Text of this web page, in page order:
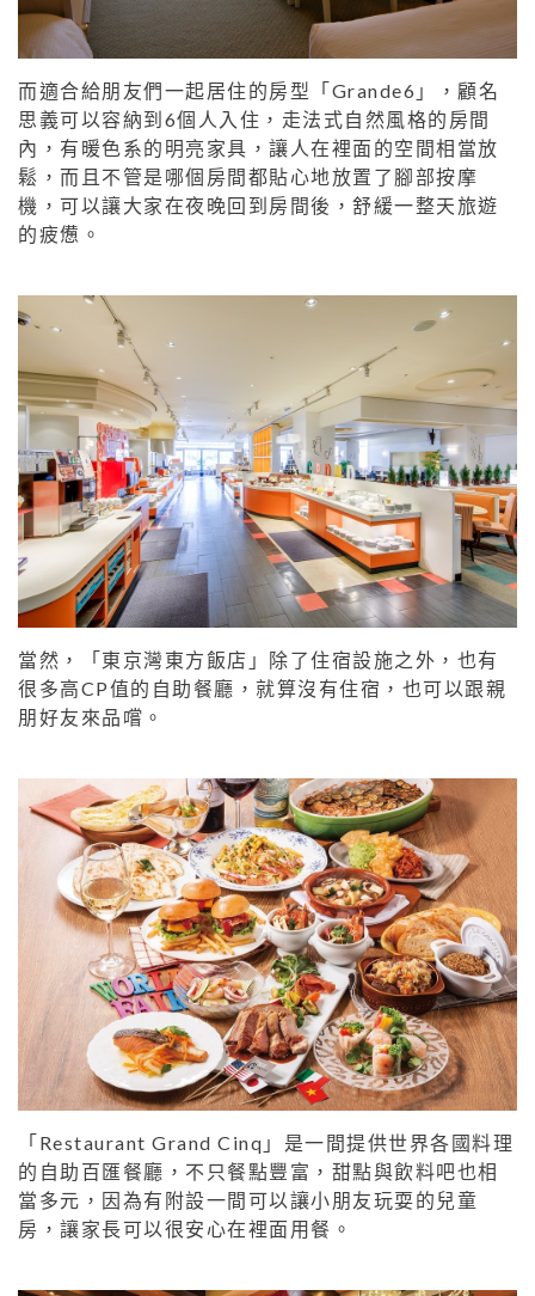
而適合給朋友們一起居住的房型「Grande6」，顧名
思義可以容納到6個人入住，走法式自然風格的房間
內，有暖色系的明亮家具，讓人在裡面的空間相當放
鬆，而且不管是哪個房間都貼心地放置了腳部按摩
機，可以讓大家在夜晚回到房間後，舒緩一整天旅遊
的疲憊。
當然，「東京灣東方飯店」除了住宿設施之外，也有
很多高CP值的自助餐廳，就算沒有住宿，也可以跟親
朋好友來品嚐。
「Restaurant Grand Cinq」是一間提供世界各國料理
的自助百匯餐廳，不只餐點豐富，甜點與飲料吧也相
當多元，因為有附設一間可以讓小朋友玩耍的兒童
房，讓家長可以很安心在裡面用餐。